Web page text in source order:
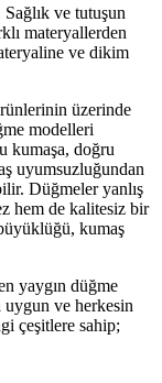
ve tutuşun
materyallerden
ve dikim
üzerinde
modelleri
kumaşa, doğru
uyumsuzluğundan
Düğmeler yanlış
hem de kalitesiz bir
kumaş
yaygın düğme
ve herkesin
çeşitlere sahip;